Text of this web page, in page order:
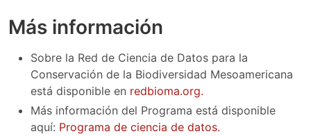
Más información
Sobre la Red de Ciencia de Datos para la
Conservación de la Biodiversidad Mesoamericana
está disponible en redbioma.org.
Más información del Programa está disponible
aquí: Programa de ciencia de datos.